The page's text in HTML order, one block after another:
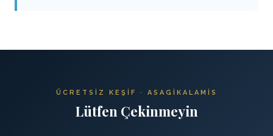
ÜCRETSIZ KEŞIF · ASAGIKALAMIS
Lütfen Çekinmeyin